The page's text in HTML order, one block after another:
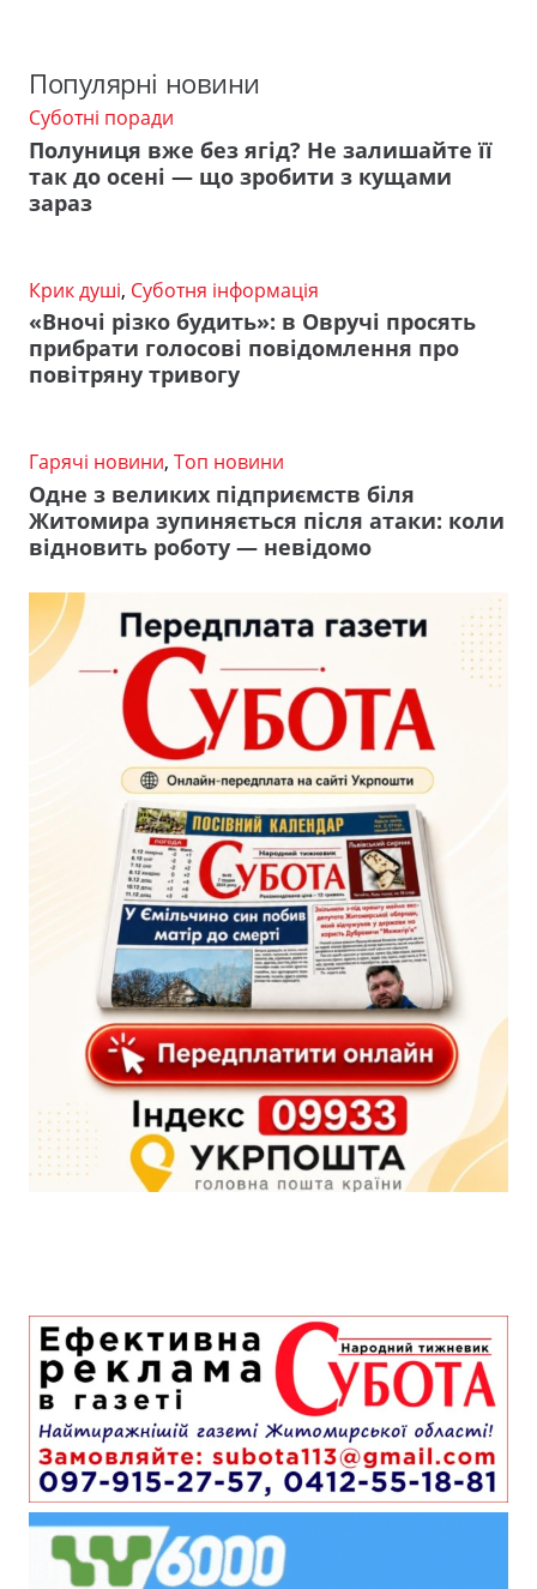
Популярні новини
Суботні поради
Полуниця вже без ягід? Не залишайте її
так до осені — що зробити з кущами
зараз
Крик душі, Суботня інформація
«Вночі різко будить»: в Овручі просять
прибрати голосові повідомлення про
повітряну тривогу
Гарячі новини, Топ новини
Одне з великих підприємств біля
Житомира зупиняється після атаки: коли
відновить роботу — невідомо